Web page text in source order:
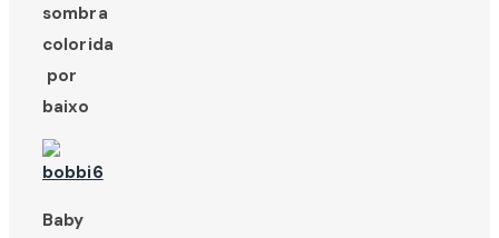
sombra
colorida
por
baixo
Baby